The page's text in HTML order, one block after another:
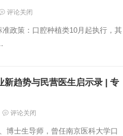
评论关闭
政策：口腔种植类10月起执行，其
新趋势与民营医生启示录 | 专
评论关闭
博士生导师，曾任南京医科大学口